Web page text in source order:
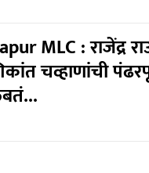
MLC : राजेंद्र
चव्हाणांची